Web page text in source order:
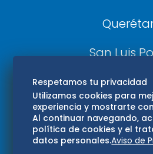
San Luis
Edomex
Respetamos tu privacidad
Utilizamos cookies para
experiencia y mostrarte
Al continuar navegando,
política de cookies y el
datos personales.Aviso de